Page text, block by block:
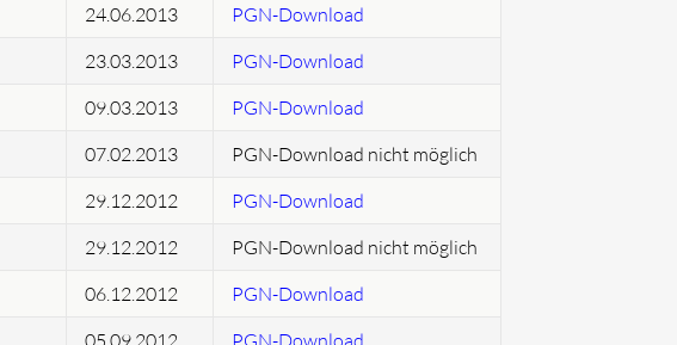
24.06.2013
PGN-Download
23.03.2013
PGN-Download
09.03.2013
PGN-Download
07.02.2013
PGN-Download nicht möglich
29.12.2012
PGN-Download
29.12.2012
PGN-Download nicht möglich
06.12.2012
PGN-Download
05.09.2012
PGN-Download